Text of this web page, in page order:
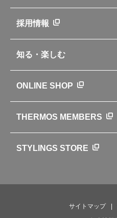
新製品一覧
カタログ
会社概要
ニュース
世界のサーモス
サーモスの歴史
採用情報
知る・楽しむ
クラブサーモス
WEBマガジン
お弁当にエールを込めて
ONLINE SHOP
THERMOS MEMBERS
STYLINGS STORE
サイトマップ